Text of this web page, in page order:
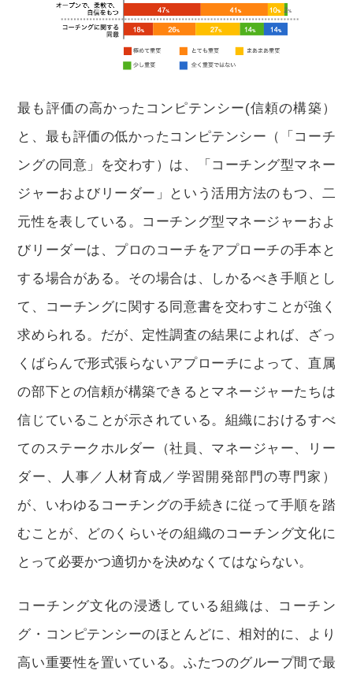
最も評価の高かったコンピテンシー(信頼の構築）
と、最も評価の低かったコンピテンシー（「コーチ
ングの同意」を交わす）は、「コーチング型マネー
ジャーおよびリーダー」という活用方法のもつ、二
元性を表している。コーチング型マネージャーおよ
びリーダーは、プロのコーチをアプローチの手本と
する場合がある。その場合は、しかるべき手順とし
て、コーチングに関する同意書を交わすことが強く
求められる。だが、定性調査の結果によれば、ざっ
くばらんで形式張らないアプローチによって、直属
の部下との信頼が構築できるとマネージャーたちは
信じていることが示されている。組織におけるすべ
てのステークホルダー（社員、マネージャー、リー
ダー、人事／人材育成／学習開発部門の専門家）
が、いわゆるコーチングの手続きに従って手順を踏
むことが、どのくらいその組織のコーチング文化に
とって必要かつ適切かを決めなくてはならない。
コーチング文化の浸透している組織は、コーチン
グ・コンピテンシーのほとんどに、相対的に、より
高い重要性を置いている。ふたつのグループ間で最